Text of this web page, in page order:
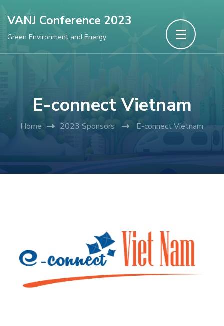
content
(Press
VANJ Conference 2023
Green Environment and Energy
E-connect Vietnam
Home 2023 Sponsors E-connect Vietnam